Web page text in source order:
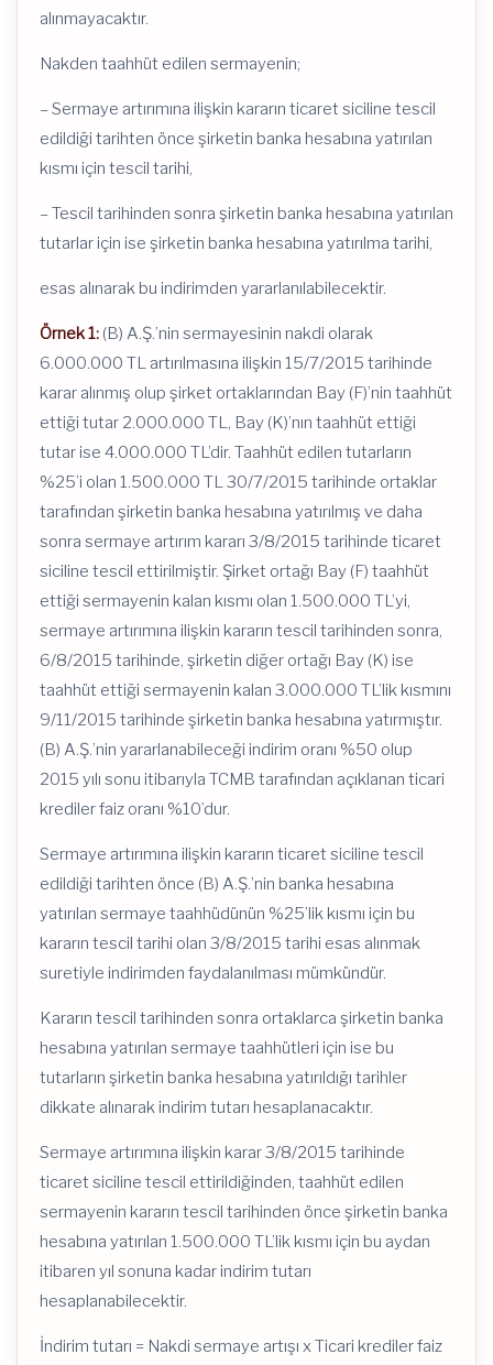
alınmayacaktır.
Nakden taahhüt edilen sermayenin;
– Sermaye artırımına ilişkin kararın ticaret siciline tescil
edildiği tarihten önce şirketin banka hesabına yatırılan
kısmı için tescil tarihi,
– Tescil tarihinden sonra şirketin banka hesabına yatırılan
tutarlar için ise şirketin banka hesabına yatırılma tarihi,
esas alınarak bu indirimden yararlanılabilecektir.
Örnek 1: (B) A.Ş.’nin sermayesinin nakdi olarak
6.000.000 TL artırılmasına ilişkin 15/7/2015 tarihinde
karar alınmış olup şirket ortaklarından Bay (F)’nin taahhüt
ettiği tutar 2.000.000 TL, Bay (K)’nın taahhüt ettiği
tutar ise 4.000.000 TL’dir. Taahhüt edilen tutarların
%25’i olan 1.500.000 TL 30/7/2015 tarihinde ortaklar
tarafından şirketin banka hesabına yatırılmış ve daha
sonra sermaye artırım kararı 3/8/2015 tarihinde ticaret
siciline tescil ettirilmiştir. Şirket ortağı Bay (F) taahhüt
ettiği sermayenin kalan kısmı olan 1.500.000 TL’yi,
sermaye artırımına ilişkin kararın tescil tarihinden sonra,
6/8/2015 tarihinde, şirketin diğer ortağı Bay (K) ise
taahhüt ettiği sermayenin kalan 3.000.000 TL’lik kısmını
9/11/2015 tarihinde şirketin banka hesabına yatırmıştır.
(B) A.Ş.’nin yararlanabileceği indirim oranı %50 olup
2015 yılı sonu itibarıyla TCMB tarafından açıklanan ticari
krediler faiz oranı %10’dur.
Sermaye artırımına ilişkin kararın ticaret siciline tescil
edildiği tarihten önce (B) A.Ş.’nin banka hesabına
yatırılan sermaye taahhüdünün %25’lik kısmı için bu
kararın tescil tarihi olan 3/8/2015 tarihi esas alınmak
suretiyle indirimden faydalanılması mümkündür.
Kararın tescil tarihinden sonra ortaklarca şirketin banka
hesabına yatırılan sermaye taahhütleri için ise bu
tutarların şirketin banka hesabına yatırıldığı tarihler
dikkate alınarak indirim tutarı hesaplanacaktır.
Sermaye artırımına ilişkin karar 3/8/2015 tarihinde
ticaret siciline tescil ettirildiğinden, taahhüt edilen
sermayenin kararın tescil tarihinden önce şirketin banka
hesabına yatırılan 1.500.000 TL’lik kısmı için bu aydan
itibaren yıl sonuna kadar indirim tutarı
hesaplanabilecektir.
İndirim tutarı = Nakdi sermaye artışı x Ticari krediler faiz